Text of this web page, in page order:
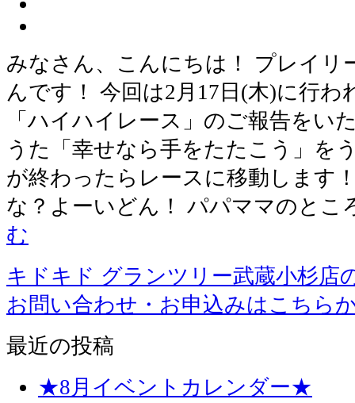
みなさん、こんにちは！ プレイリ
んです！ 今回は2月17日(木)に行
「ハイハイレース」のご報告をい
うた「幸せなら手をたたこう」
が終わったらレースに移動します
な？よーいどん！ パパママのと
む
キドキド グランツリー武蔵小杉店
お問い合わせ・お申込みはこちら
最近の投稿
★8月イベントカレンダー★